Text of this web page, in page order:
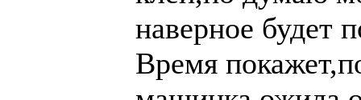
наверное будет
Время